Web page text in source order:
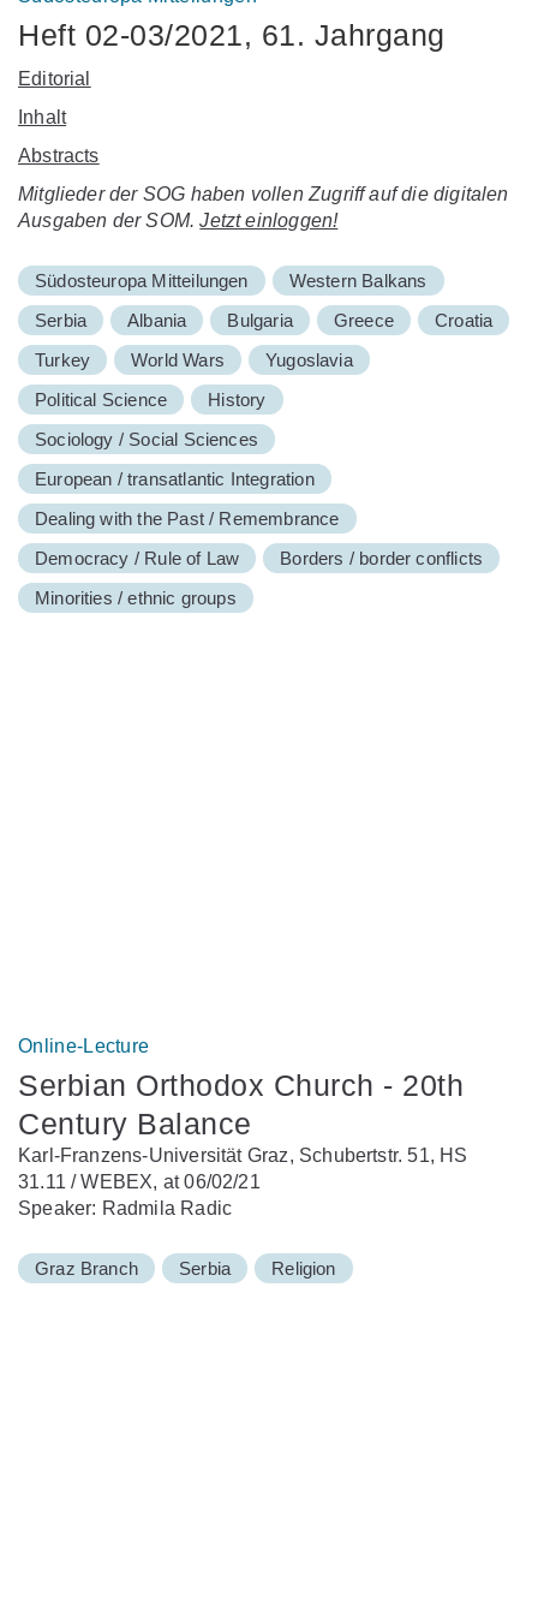
Heft 02-03/2021, 61. Jahrgang
Editorial
Inhalt
Abstracts
Mitglieder der SOG haben vollen Zugriff auf die digitalen
Ausgaben der SOM.Jetzt einloggen!
Südosteuropa Mitteilungen
Western Balkans
Serbia
Albania Bulgaria Greece
Croatia
Turkey
World Wars
Yugoslavia
Political Science
History
Sociology / Social Sciences
European / transatlantic Integration
Dealing with the Past / Remembrance
Democracy / Rule of Law
Borders / border conflicts
Minorities / ethnic groups
Online-Lecture
Serbian Orthodox Church - 20th
Century Balance
Karl-Franzens-Universität Graz, Schubertstr. 51, HS
31.11 / WEBEX, at 06/02/21
Speaker: Radmila Radic
Graz Branch Serbia Religion